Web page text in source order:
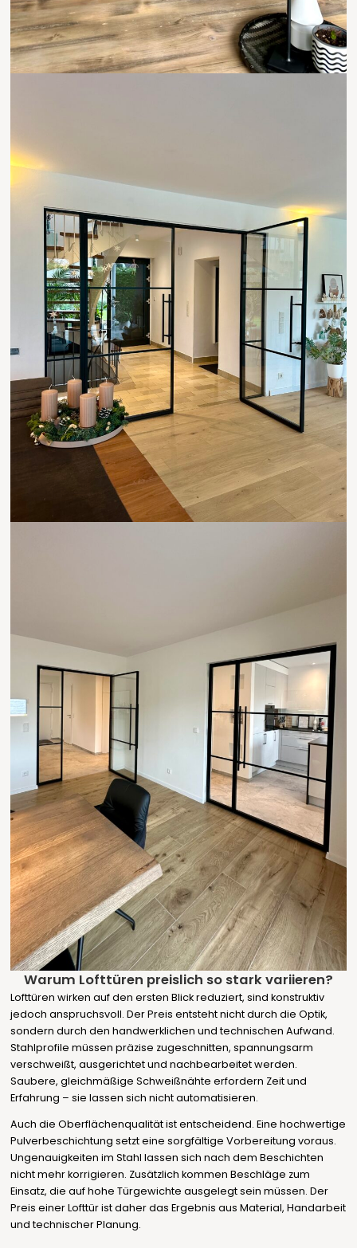
Warum Lofttüren preislich so stark variieren?
Lofttüren wirken auf den ersten Blick reduziert, sind konstruktiv
jedoch anspruchsvoll. Der Preis entsteht nicht durch die Optik,
sondern durch den handwerklichen und technischen Aufwand.
Stahlprofile müssen präzise zugeschnitten, spannungsarm
verschweißt, ausgerichtet und nachbearbeitet werden.
Saubere, gleichmäßige Schweißnähte erfordern Zeit und
Erfahrung – sie lassen sich nicht automatisieren.
Auch die Oberflächenqualität ist entscheidend. Eine hochwertige
Pulverbeschichtung setzt eine sorgfältige Vorbereitung voraus.
Ungenauigkeiten im Stahl lassen sich nach dem Beschichten
nicht mehr korrigieren. Zusätzlich kommen Beschläge zum
Einsatz, die auf hohe Türgewichte ausgelegt sein müssen. Der
Preis einer Lofttür ist daher das Ergebnis aus Material, Handarbeit
und technischer Planung.